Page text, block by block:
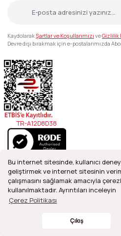
Bu internet sitesinde, kullanıcı
geliştirmek ve internet sitesinin
çalışmasını sağlamak amacıyla
kullanılmaktadır. Ayrıntıları inceleyin
Çerez Politikası
Çıkış
KaydolarakŞartlar ve Koşullarımızı veGizlilik
Devre dışı bırakmak için e-postalarımızda
TR-A12D8D38
2021© Refleks Fotoğrafçılık, Tüm